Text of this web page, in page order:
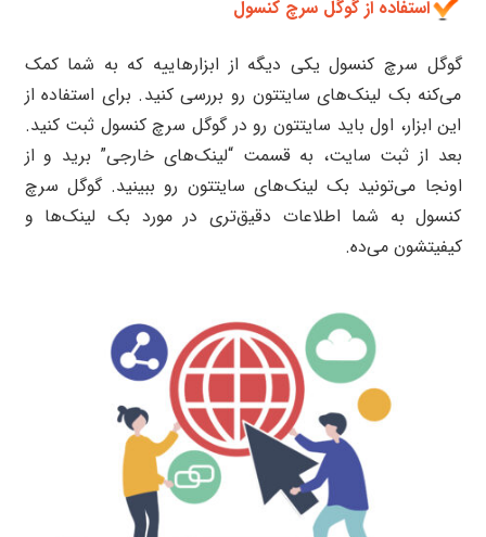
استفاده از گوگل سرچ کنسول
گوگل سرچ کنسول یکی دیگه از ابزارهاییه که به شما کمک
می‌کنه بک لینک‌های سایتتون رو بررسی کنید. برای استفاده از
این ابزار، اول باید سایتتون رو در گوگل سرچ کنسول ثبت کنید.
بعد از ثبت سایت، به قسمت “لینک‌های خارجی” برید و از
اونجا می‌تونید بک لینک‌های سایتتون رو ببینید. گوگل سرچ
کنسول به شما اطلاعات دقیق‌تری در مورد بک لینک‌ها و
کیفیتشون می‌ده.